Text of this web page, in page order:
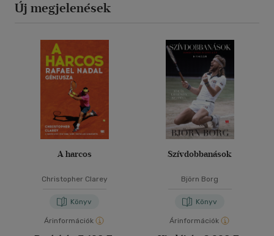
Új megjelenések
A harcos
Christopher Clarey
Könyv
Árinformációk
Szívdobbanások
Björn Borg
Könyv
Árinformációk